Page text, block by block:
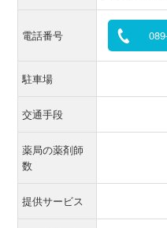
電話番号
駐車場
交通手段
薬局の薬剤師
数
提供サービス